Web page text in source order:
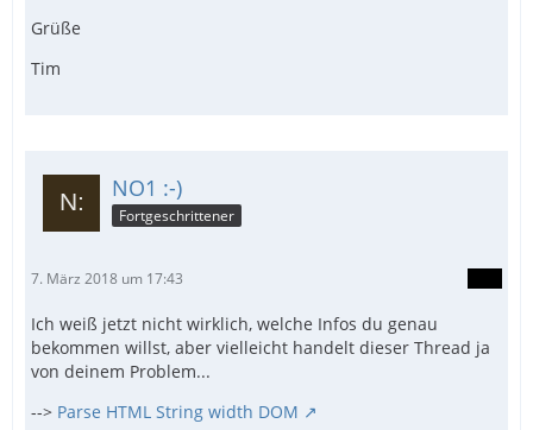
Grüße
Tim
NO1 :-)
Fortgeschrittener
7. März 2018 um 17:43
Ich weiß jetzt nicht wirklich, welche Infos du genau
bekommen willst, aber vielleicht handelt dieser Thread ja
von deinem Problem...
--> Parse HTML String width DOM